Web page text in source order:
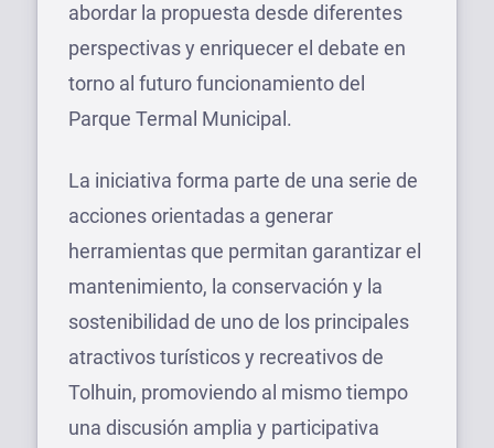
abordar la propuesta desde diferentes
perspectivas y enriquecer el debate en
torno al futuro funcionamiento del
Parque Termal Municipal.
La iniciativa forma parte de una serie de
acciones orientadas a generar
herramientas que permitan garantizar el
mantenimiento, la conservación y la
sostenibilidad de uno de los principales
atractivos turísticos y recreativos de
Tolhuin, promoviendo al mismo tiempo
una discusión amplia y participativa